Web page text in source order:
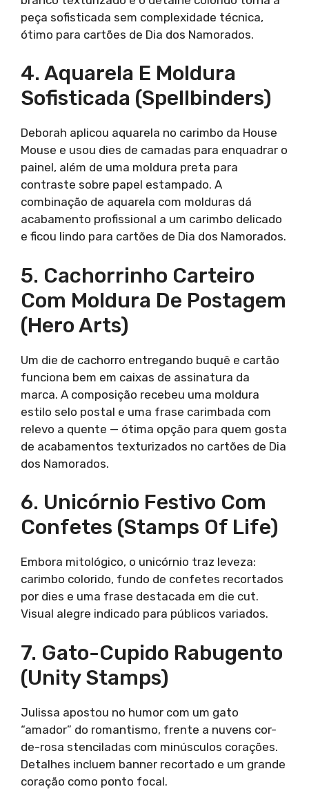
peça sofisticada sem complexidade técnica,
ótimo para cartões de Dia dos Namorados.
4. Aquarela E Moldura
Sofisticada (Spellbinders)
Deborah aplicou aquarela no carimbo da House
Mouse e usou dies de camadas para enquadrar o
painel, além de uma moldura preta para
contraste sobre papel estampado. A
combinação de aquarela com molduras dá
acabamento profissional a um carimbo delicado
e ficou lindo para cartões de Dia dos Namorados.
5. Cachorrinho Carteiro
Com Moldura De Postagem
(Hero Arts)
Um die de cachorro entregando buquê e cartão
funciona bem em caixas de assinatura da
marca. A composição recebeu uma moldura
estilo selo postal e uma frase carimbada com
relevo a quente — ótima opção para quem gosta
de acabamentos texturizados no cartões de Dia
dos Namorados.
6. Unicórnio Festivo Com
Confetes (Stamps Of Life)
Embora mitológico, o unicórnio traz leveza:
carimbo colorido, fundo de confetes recortados
por dies e uma frase destacada em die cut.
Visual alegre indicado para públicos variados.
7. Gato-Cupido Rabugento
(Unity Stamps)
Julissa apostou no humor com um gato
“amador” do romantismo, frente a nuvens cor-
de-rosa stenciladas com minúsculos corações.
Detalhes incluem banner recortado e um grande
coração como ponto focal.